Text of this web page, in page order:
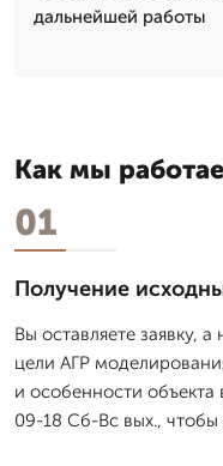
дальнейшей работы
Как мы
01
Получение
Вы оставляете заявку,
цели АГР
и особенности
09-18 Сб-Вс вых., чтобы